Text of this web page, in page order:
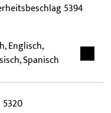
5394
Englisch,
Spanisch
5320